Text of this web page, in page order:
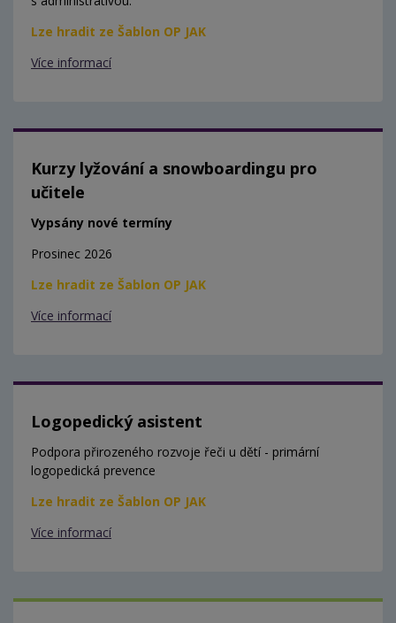
Lze hradit ze Šablon OP JAK
Více informací
Kurzy lyžování a snowboardingu pro
učitele
Vypsány nové termíny
Prosinec 2026
Lze hradit ze Šablon OP JAK
Více informací
Logopedický asistent
Podpora přirozeného rozvoje řeči u dětí - primární
logopedická prevence
Lze hradit ze Šablon OP JAK
Více informací